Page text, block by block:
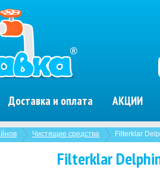
Доставка и оплата АКЦИИ
Чистящие средства Filterklar
Filterklar